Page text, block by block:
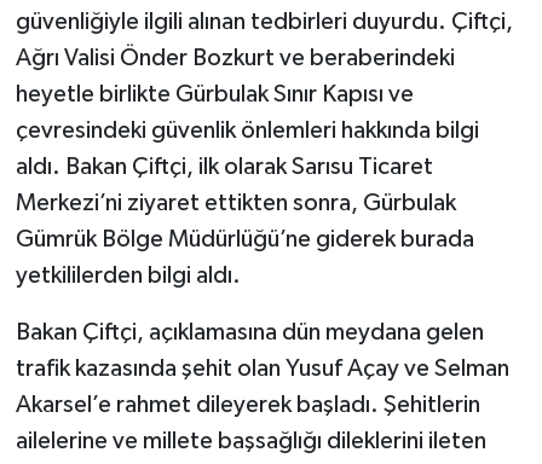
güvenliğiyle ilgili alınan tedbirleri duyurdu. Çiftçi,
Ağrı Valisi Önder Bozkurt ve beraberindeki
heyetle birlikte Gürbulak Sınır Kapısı ve
çevresindeki güvenlik önlemleri hakkında bilgi
aldı. Bakan Çiftçi, ilk olarak Sarısu Ticaret
Merkezi’ni ziyaret ettikten sonra, Gürbulak
Gümrük Bölge Müdürlüğü’ne giderek burada
yetkililerden bilgi aldı.
Bakan Çiftçi, açıklamasına dün meydana gelen
trafik kazasında şehit olan Yusuf Açay ve Selman
Akarsel’e rahmet dileyerek başladı. Şehitlerin
ailelerine ve millete başsağlığı dileklerini ileten